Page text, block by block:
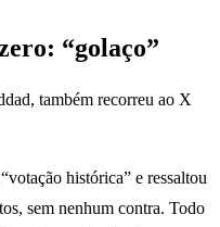
“golaço”
também recorreu ao X
histórica” e ressaltou
sem nenhum contra. Todo